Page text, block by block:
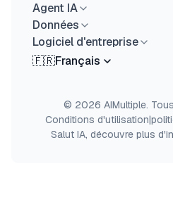
Agent IA
Données
Logiciel d'entreprise
🇫🇷Français
© 2026 AIMultiple.
Conditions d'utilisation|
Salut IA, découvre plus